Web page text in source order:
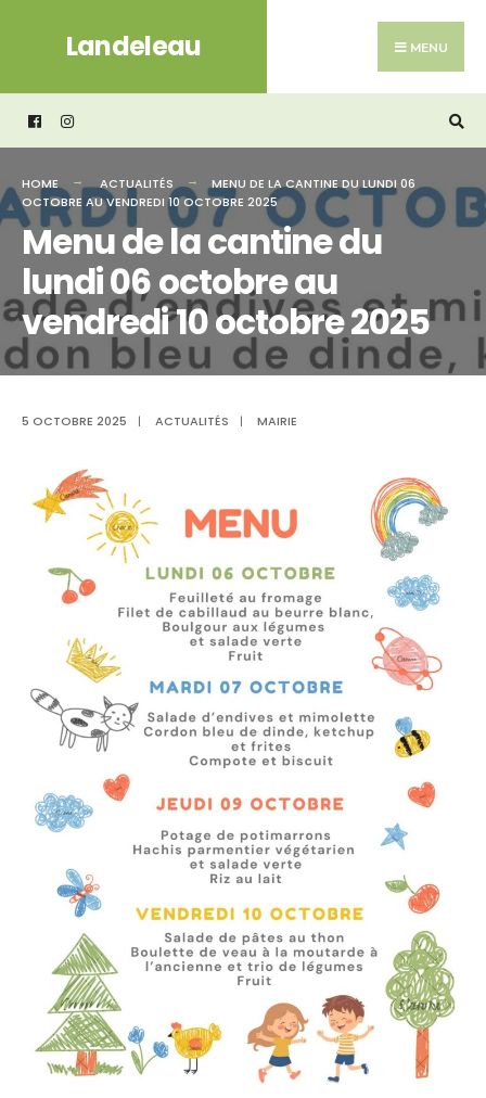
Landeleau MENU
HOME ACTUALITÉS
MENU DE LA CANTINE DU LUNDI 06
OCTOBRE AU VENDREDI 10 OCTOBRE 2025
Menu de la cantine du
lundi 06 octobre au
vendredi 10 octobre 2025
5 OCTOBRE 2025 | ACTUALITÉS | MAIRIE
for: